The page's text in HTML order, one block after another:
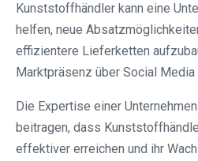
Kunststoffhändler kann eine
helfen, neue
effizientere Lieferketten
Marktpräsenz über Social
Die Expertise einer
beitragen, dass
effektiver erreichen und ihr